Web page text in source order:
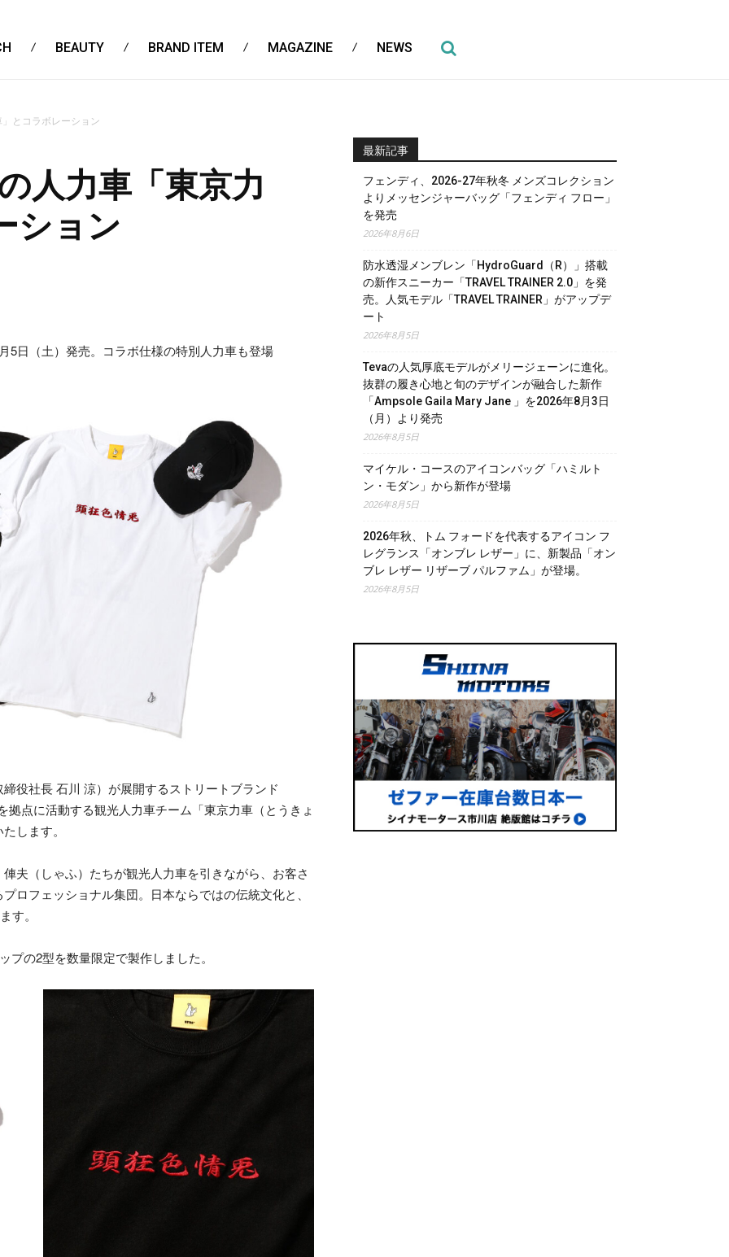
BEAUTY BRAND ITEM MAGAZINE NEWS
とコラボレーション
人力車「東京力
ション
5日（土）発売。コラボ仕様の特別人力車も登場
役社長 石川 涼）が展開するストリートブランド
点に活動する観光人力車チーム「東京力車（とうきょ
します。
夫（しゃふ）たちが観光人力車を引きながら、お客さ
ロフェッショナル集団。日本ならではの伝統文化と、
す。
の2型を数量限定で製作しました。
最新記事
フェンディ、2026-27年秋冬 メンズコレクション
よりメッセンジャーバッグ「フェンディ フロー」
を発売
2026年8月6日
防水透湿メンブレン「HydroGuard（R）」搭載
の新作スニーカー「TRAVEL TRAINER 2.0」を発
売。人気モデル「TRAVEL TRAINER」がアップデ
ート
2026年8月5日
Tevaの人気厚底モデルがメリージェーンに進化。
抜群の履き心地と旬のデザインが融合した新作
「Ampsole Gaila Mary Jane 」を2026年8月3日
（月）より発売
2026年8月5日
マイケル・コースのアイコンバッグ「ハミルト
ン・モダン」から新作が登場
2026年8月5日
2026年秋、トム フォードを代表するアイコン フ
レグランス「オンブレ レザー」に、新製品「オン
ブレ レザー リザーブ パルファム」が登場。
2026年8月5日